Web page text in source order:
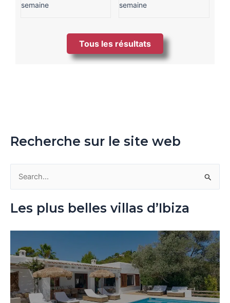
semaine
semaine
Tous les résultats
Recherche sur le site web
r
c
h
e
Les plus belles villas d’Ibiza